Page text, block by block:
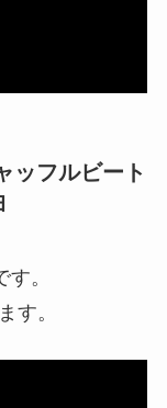
ッフルビート
。
す。